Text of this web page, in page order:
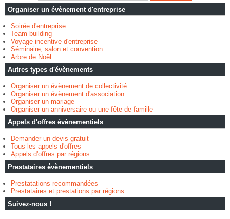
Organiser un évènement d'entreprise
Soirée d'entreprise
Team building
Voyage incentive d'entreprise
Séminaire, salon et convention
Arbre de Noël
Autres types d'évènements
Organiser un évènement de collectivité
Organiser un évènement d'association
Organiser un mariage
Organiser un anniversaire ou une fête de famille
Appels d'offres évènementiels
Demander un devis gratuit
Tous les appels d'offres
Appels d'offres par régions
Prestataires évènementiels
Prestatations recommandées
Prestataires et prestations par régions
Suivez-nous !